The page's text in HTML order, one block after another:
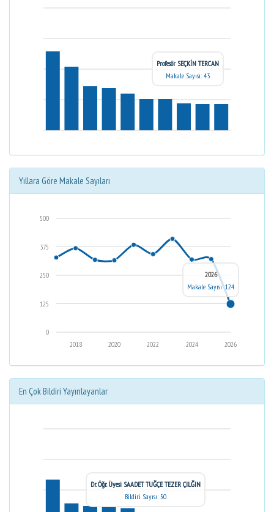
Profesör SEÇKİN TERCAN
Makale Sayısı: 43
Yıllara Göre Makale Sayıları
0
125
250
375
500
2026
2024
2022
2020
2018
2026
Makale Sayısı: 124
En Çok Bildiri Yayınlayanlar
Dr. Öğr. Üyesi SAADET TUĞÇE TEZER ÇILĞIN
Bildiri Sayısı: 50